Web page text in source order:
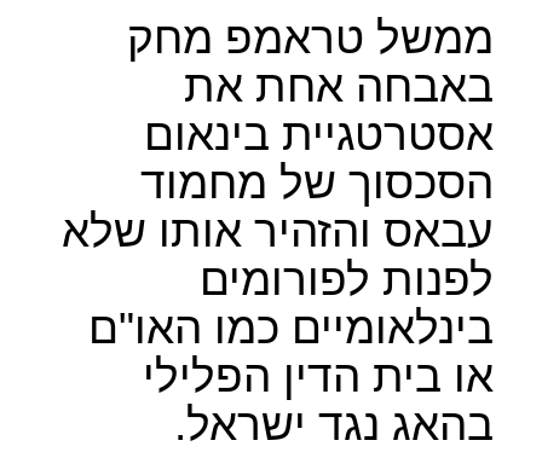
ממשל טראמפ מחק
באבחה אחת את
אסטרטגיית בינאום
הסכסוך של מחמוד
עבאס והזהיר אותו שלא
לפנות לפורומים
בינלאומיים כמו האו"ם
או בית הדין הפלילי
בהאג נגד ישראל.